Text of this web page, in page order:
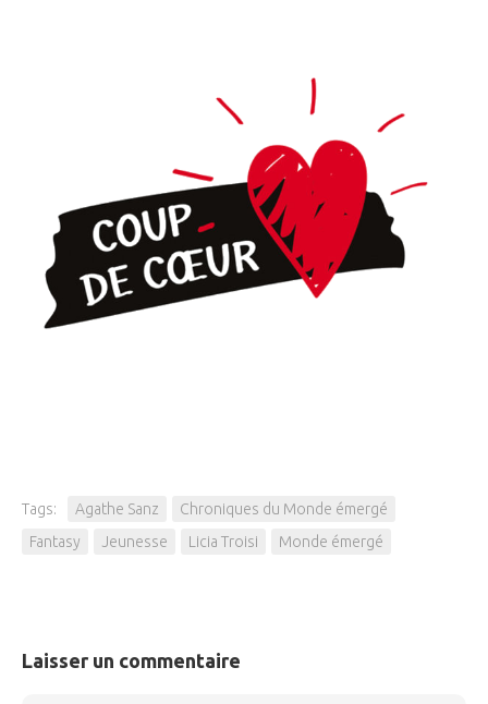
Tags: Agathe Sanz
Chroniques du Monde émergé
Fantasy
Jeunesse Licia Troisi Monde émergé
Laisser un commentaire